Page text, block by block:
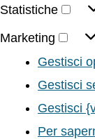
Statistiche
Marketing
Gestisci
Gestisci
Gestisci
Per